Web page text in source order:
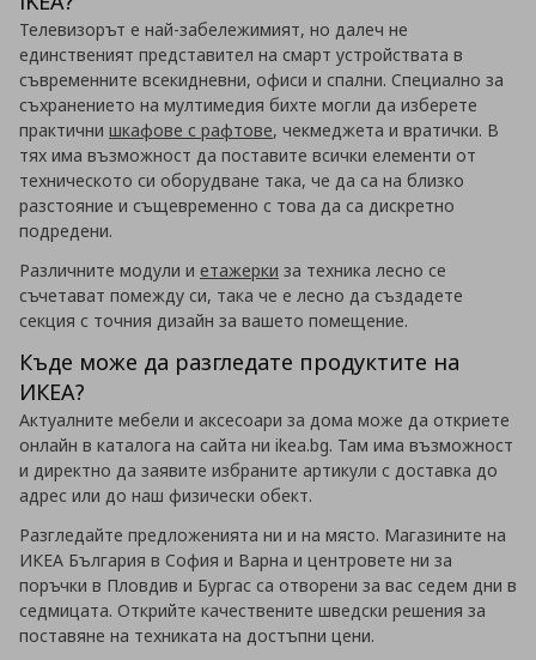
Телевизорът е най-забележимият, но далеч не
единственият представител на смарт устройствата в
съвременните всекидневни, офиси и спални. Специално за
съхранението на мултимедия бихте могли да изберете
практични шкафове с рафтове, чекмеджета и вратички. В
тях има възможност да поставите всички елементи от
техническото си оборудване така, че да са на близко
разстояние и същевременно с това да са дискретно
подредени.
Различните модули и етажерки за техника лесно се
съчетават помежду си, така че е лесно да създадете
секция с точния дизайн за вашето помещение.
Къде може да разгледате продуктите на
ИКЕА?
Актуалните мебели и аксесоари за дома може да откриете
онлайн в каталога на сайта ни ikea.bg. Там има възможност
и директно да заявите избраните артикули с доставка до
адрес или до наш физически обект.
Разгледайте предложенията ни и на място. Магазините на
ИКЕА България в София и Варна и центровете ни за
поръчки в Пловдив и Бургас са отворени за вас седем дни в
седмицата. Открийте качествените шведски решения за
поставяне на техниката на достъпни цени.